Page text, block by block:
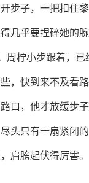
步子，一把扣住
几乎要捏碎她的腕
周柠小步跟着，已
，快到来不及看路
口，他才放缓步
头只有一扇紧闭
肩膀起伏得厉害